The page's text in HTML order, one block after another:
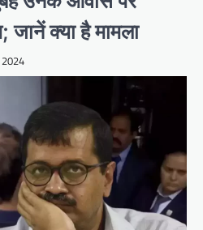
जानें क्या है मामला